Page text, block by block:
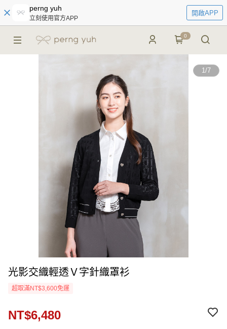
perng yuh
立刻使用官方APP
開啟APP
0
1/7
光影交織輕透Ｖ字針織罩衫
超取滿NT$3,600免運
NT$6,480